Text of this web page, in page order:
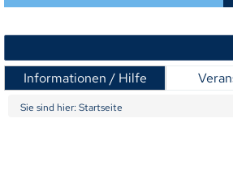
Informationen / Hilfe
Sie sind hier: Startseite